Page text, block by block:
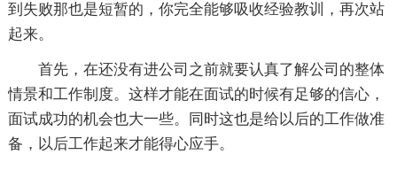
到失败那也是短暂的，你完全能够吸收经验教训，再次站
起来。
首先，在还没有进公司之前就要认真了解公司的整体
情景和工作制度。这样才能在面试的时候有足够的信心，
面试成功的机会也大一些。同时这也是给以后的工作做准
备，以后工作起来才能得心应手。